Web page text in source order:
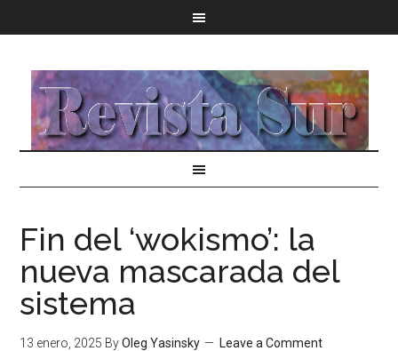
Fin del ‘wokismo’: la
nueva mascarada del
sistema
13 enero, 2025 ByOleg Yasinsky Leave a Comment